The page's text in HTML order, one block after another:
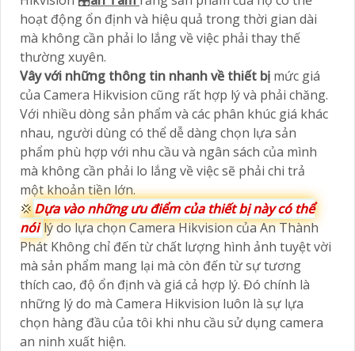
hoạt động ổn định và hiệu quả trong thời gian dài
mà không cần phải lo lắng về việc phải thay thế
thường xuyên.
Vây với những thông tin nhanh về thiết bị mức giá
của Camera Hikvision cũng rất hợp lý và phải chăng.
Với nhiều dòng sản phẩm và các phân khúc giá khác
nhau, người dùng có thể dễ dàng chọn lựa sản
phẩm phù hợp với nhu cầu và ngân sách của mình
mà không cần phải lo lắng về việc sẽ phải chi trả
một khoản tiền lớn.
💢Dựa vào những ưu điểm của thiết bị này có thể
nóilý do lựa chọn Camera Hikvision của An Thành
Phát Không chỉ đến từ chất lượng hình ảnh tuyệt vời
mà sản phẩm mang lại mà còn đến từ sự tương
thích cao, độ ổn định và giá cả hợp lý. Đó chính là
những lý do mà Camera Hikvision luôn là sự lựa
chọn hàng đầu của tôi khi nhu cầu sử dụng camera
an ninh xuất hiện.